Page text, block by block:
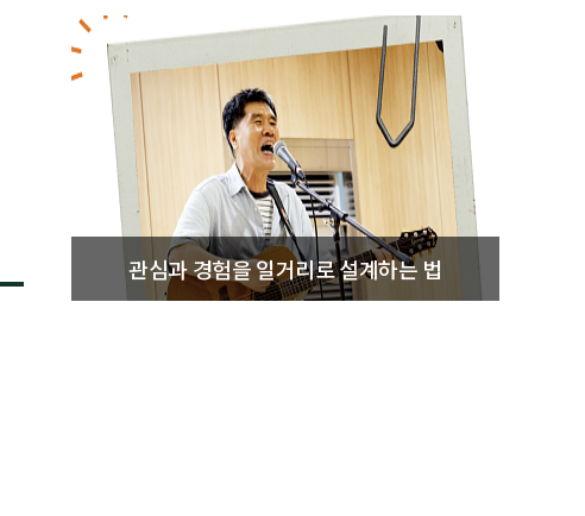
관심과 경험을 일거리로 설계하는 법